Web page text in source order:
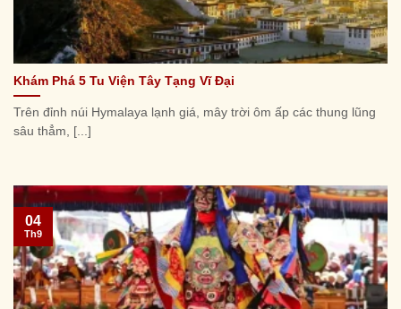
Khám Phá 5 Tu Viện Tây Tạng Vĩ Đại
Trên đỉnh núi Hymalaya lạnh giá, mây trời ôm ấp các thung lũng
sâu thẳm, [...]
04
Th9